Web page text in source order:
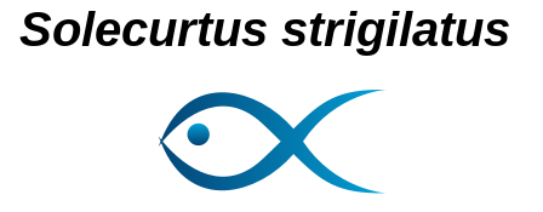
Solecurtus strigilatus